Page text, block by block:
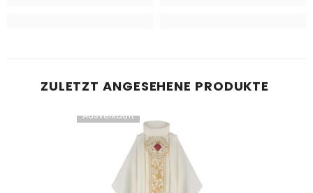
ZULETZT ANGESEHENE PRODUKTE
Ausverkauft